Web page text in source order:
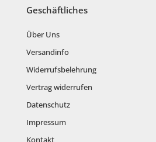
Geschäftliches
Über Uns
Versandinfo
Widerrufsbelehrung
Vertrag widerrufen
Datenschutz
Impressum
Kontakt